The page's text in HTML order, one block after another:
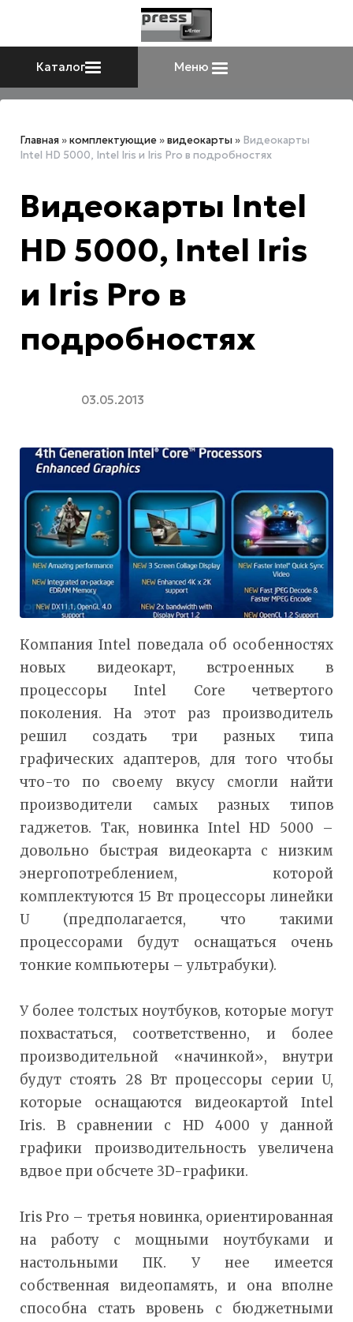
Каталог Меню
Главная »комплектующие »видеокарты » Видеокарты
Intel HD 5000, Intel Iris и Iris Pro в подробностях
Видеокарты Intel
HD 5000, Intel Iris
и Iris Pro в
подробностях
03.05.2013
Компания Intel поведала об особенностях
новых видеокарт, встроенных в
процессоры Intel Core четвертого
поколения. На этот раз производитель
решил создать три разных типа
графических адаптеров, для того чтобы
что-то по своему вкусу смогли найти
производители самых разных типов
гаджетов. Так, новинка Intel HD 5000 –
довольно быстрая видеокарта с низким
энергопотреблением, которой
комплектуются 15 Вт процессоры линейки
U (предполагается, что такими
процессорами будут оснащаться очень
тонкие компьютеры – ультрабуки).
У более толстых ноутбуков, которые могут
похвастаться, соответственно, и более
производительной «начинкой», внутри
будут стоять 28 Вт процессоры серии U,
которые оснащаются видеокартой Intel
Iris. В сравнении с HD 4000 у данной
графики производительность увеличена
вдвое при обсчете 3D-графики.
Iris Pro – третья новинка, ориентированная
на работу с мощными ноутбуками и
настольными ПК. У нее имеется
собственная видеопамять, и она вполне
способна стать вровень с бюджетными